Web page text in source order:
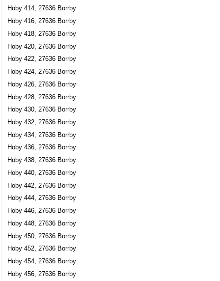
Hoby 414, 27636 Borrby
Hoby 416, 27636 Borrby
Hoby 418, 27636 Borrby
Hoby 420, 27636 Borrby
Hoby 422, 27636 Borrby
Hoby 424, 27636 Borrby
Hoby 426, 27636 Borrby
Hoby 428, 27636 Borrby
Hoby 430, 27636 Borrby
Hoby 432, 27636 Borrby
Hoby 434, 27636 Borrby
Hoby 436, 27636 Borrby
Hoby 438, 27636 Borrby
Hoby 440, 27636 Borrby
Hoby 442, 27636 Borrby
Hoby 444, 27636 Borrby
Hoby 446, 27636 Borrby
Hoby 448, 27636 Borrby
Hoby 450, 27636 Borrby
Hoby 452, 27636 Borrby
Hoby 454, 27636 Borrby
Hoby 456, 27636 Borrby